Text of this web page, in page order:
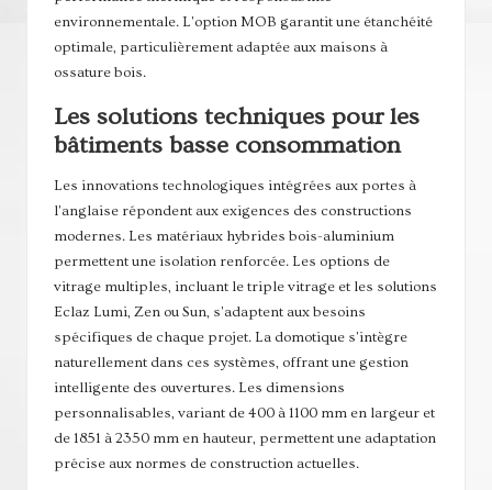
environnementale. L'option MOB garantit une étanchéité
optimale, particulièrement adaptée aux maisons à
ossature bois.
Les solutions techniques pour les
bâtiments basse consommation
Les innovations technologiques intégrées aux portes à
l'anglaise répondent aux exigences des constructions
modernes. Les matériaux hybrides bois-aluminium
permettent une isolation renforcée. Les options de
vitrage multiples, incluant le triple vitrage et les solutions
Eclaz Lumi, Zen ou Sun, s'adaptent aux besoins
spécifiques de chaque projet. La domotique s'intègre
naturellement dans ces systèmes, offrant une gestion
intelligente des ouvertures. Les dimensions
personnalisables, variant de 400 à 1100 mm en largeur et
de 1851 à 2350 mm en hauteur, permettent une adaptation
précise aux normes de construction actuelles.